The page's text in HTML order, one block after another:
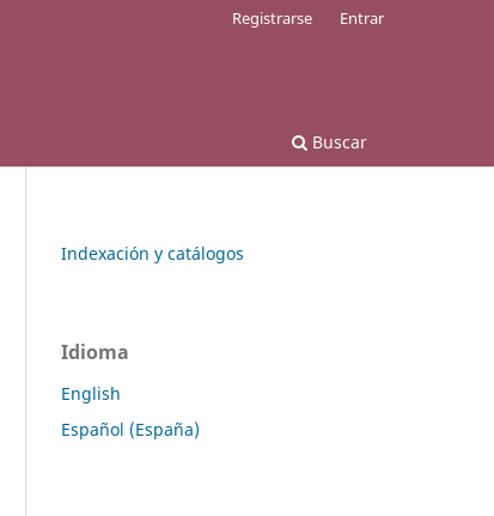
Buscar
Registrarse Entrar
Indexación y catálogos
Idioma
English
Español (España)